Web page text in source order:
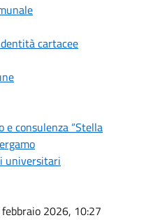
cartacee
consulenza “Stella
universitari
febbraio 2026, 10:27